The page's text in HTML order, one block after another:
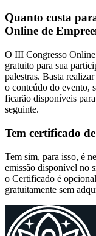
Quanto custa
Online de
O III Congresso
gratuito para sua
palestras. Basta
o conteúdo do evento,
ficarão disponíveis
seguinte.
Tem certificado
Tem sim, para isso, é
emissão disponível no
o Certificado é
gratuitamente sem